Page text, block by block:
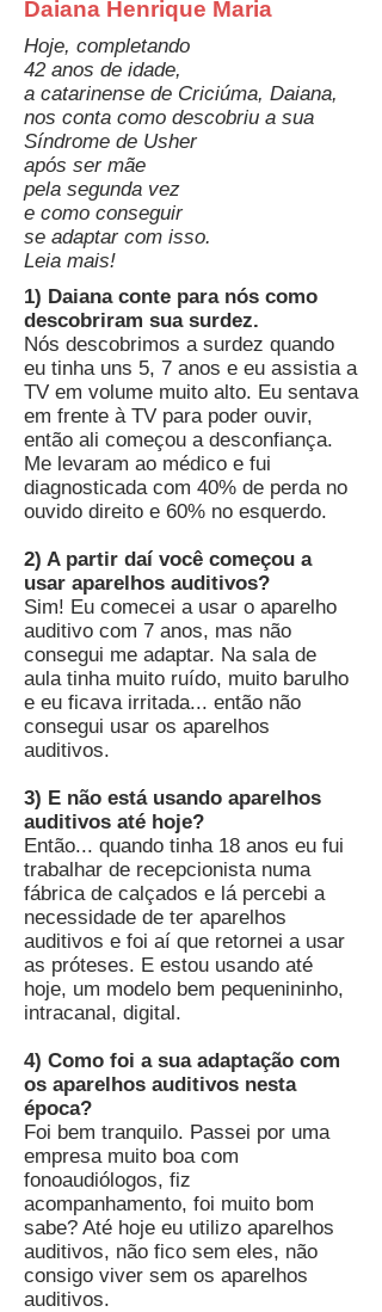
Daiana ­Henrique Maria
Hoje, completando
42 anos de idade,
a catarinense de Criciúma, Daiana,
nos conta como descobriu a sua
Síndrome de Usher
após ser mãe
pela segunda vez
e como conseguir
se adaptar com isso.
Leia mais!
1) Daiana conte para nós como
descobriram sua surdez.
Nós descobrimos a surdez quando
eu tinha uns 5, 7 anos e eu assistia a
TV em volume muito alto. Eu sentava
em frente à TV para poder ouvir,
então ali começou a desconfiança.
Me levaram ao médico e fui
diagnosticada com 40% de perda no
ouvido direito e 60% no esquerdo.
2) A partir daí você começou a
usar aparelhos auditivos?
Sim! Eu comecei a usar o aparelho
auditivo com 7 anos, mas não
consegui me adaptar. Na sala de
aula tinha muito ruído, muito barulho
e eu ficava irritada... então não
consegui usar os aparelhos
auditivos.
3) E não está usando aparelhos
auditivos até hoje?
Então... quando tinha 18 anos eu fui
trabalhar de recepcionista numa
fábrica de calçados e lá percebi a
necessidade de ter aparelhos
auditivos e foi aí que retornei a usar
as próteses. E estou usando até
hoje, um modelo bem pequenininho,
intracanal, digital.
4) Como foi a sua adaptação com
os aparelhos auditivos nesta
época?
Foi bem tranquilo. Passei por uma
empresa muito boa com
fonoaudiólogos, fiz
acompanhamento, foi muito bom
sabe? Até hoje eu utilizo aparelhos
auditivos, não fico sem eles, não
consigo viver sem os aparelhos
auditivos.